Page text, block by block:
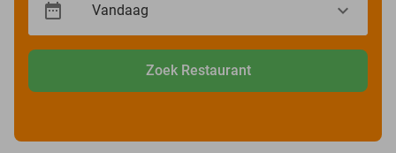
Zoek Restaurant